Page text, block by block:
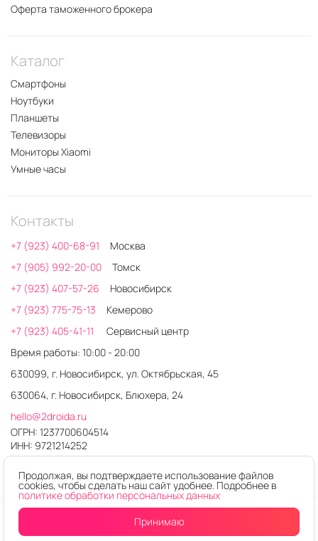
Уведомитьо поступлении
Оферта таможенного брокера
Каталог
Смартфоны
Ноутбуки
Планшеты
Телевизоры
Мониторы Xiaomi
Умные часы
Контакты
+7 (923) 400-68-91
Москва
+7 (905) 992-20-00
Томск
+7 (923) 407-57-26
Новосибирск
+7 (923) 775-75-13
Кемерово
+7 (923) 405-41-11
Сервисный центр
Время работы: 10:00 - 20:00
630099, г. Новосибирск, ул. Октябрьская, 45
630064, г. Новосибирск, Блюхера, 24
hello@2droida.ru
ОГРН: 1237700604514
ИНН: 9721214252
© 2026. Любое использование контента без письменного
Интернет-магазин электроники 2DROIDA
Продолжая, вы подтверждаете использование файлов
cookies, чтобы сделать наш сайт удобнее. Подробнее в
политике обработки персональных данных
Принимаю